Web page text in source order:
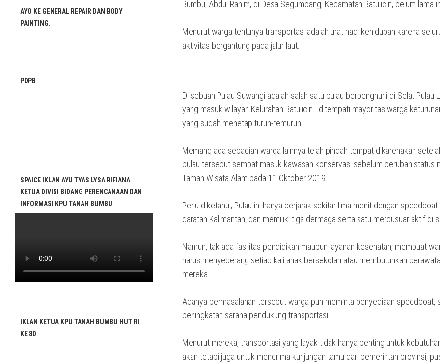
Bumbu, Abdul Rahim, di Desa Segumbang, Kecamatan Batulicin, belum lama
Menurut warga tentunya transportasi adalah urat nadi kehidupan karena
aktivitas bergantung pada jalur laut.
Di sebuah Pulau Suwangi adalah salah satu pulau berpenghuni di Selat Pulau
yang masuk wilayah Kelurahan Batulicin—ditempati mayoritas warga
yang sudah menetap turun-temurun.
Memang ada sebagian warga lainnya telah pindah tempat dikarenakan
pulau tersebut sempat masuk kawasan konservasi sebelum berubah status
Taman Wisata Alam pada 11 Oktober 2019.
Perlu diketahui, Pulau ini hanya berjarak sekitar lima menit dengan speedboat
daratan Kalimantan, dan memiliki tiga dermaga serta satu mercusuar aktif di
Namun, tak ada fasilitas pendidikan maupun layanan kesehatan, membuat
harus menyeberang setiap kali anak bersekolah atau membutuhkan
mereka.
Adanya permasalahan tersebut warga pun meminta penyediaan speedboat,
peningkatan sarana pendukung transportasi.
Menurut mereka, transportasi yang layak tidak hanya penting untuk
akan tetapi juga untuk menerima kunjungan tamu dari pemerintah provinsi,
AYO KE GENERAL REPAIR DAN BODY
PAINTING.
PDPB
SPAICE IKLAN AYU TYAS LYSA RIFIANA
KETUA DIVISI BIDANG PERENCANAAN DAN
INFORMASI KPU TANAH BUMBU
IKLAN KETUA KPU TANAH BUMBU HUT RI
KE 80